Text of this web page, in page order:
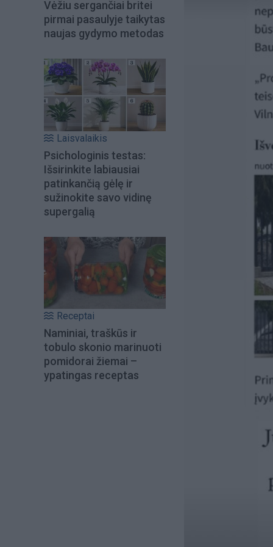
Vėžiu sergančiai britei
pirmai pasaulyje taikytas
naujas gydymo metodas
Laisvalaikis
Psichologinis testas:
Išsirinkite labiausiai
patinkančią gėlę ir
sužinokite savo vidinę
supergalią
Receptai
Naminiai, traškūs ir
tobulo skonio marinuoti
pomidorai žiemai –
ypatingas receptas